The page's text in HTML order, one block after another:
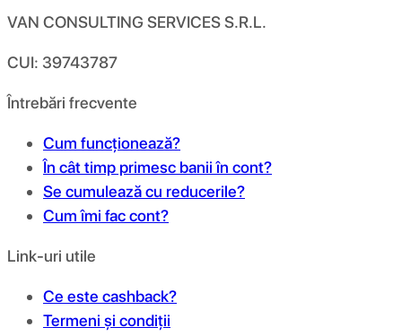
VAN CONSULTING SERVICES S.R.L.
CUI: 39743787
Întrebări frecvente
Cum funcționează?
În cât timp primesc banii în cont?
Se cumulează cu reducerile?
Cum îmi fac cont?
Link-uri utile
Ce este cashback?
Termeni și condiții